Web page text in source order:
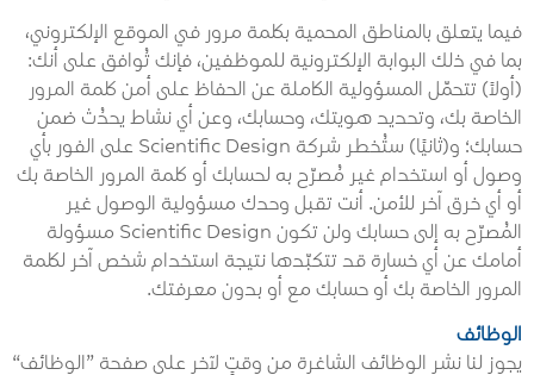
فيما يتعلق بالمناطق المحمية بكلمة مرور في الموقع الإلكتروني،
بما في ذلك البوابة الإلكترونية للموظفين، فإنك تُوافق على أنك:
(أولاً) تتحمّل المسؤولية الكاملة عن الحفاظ على أمن كلمة المرور
الخاصة بك، وتحديد هويتك، وحسابك، وعن أي نشاط يحدُث ضمن
حسابك؛ و(ثانيًا) ستُخطر شركة Scientific Design على الفور بأي
وصول أو استخدام غير مُصرّح به لحسابك أو كلمة المرور الخاصة بك
أو أي خرق آخر للأمن. أنت تقبل وحدك مسؤولية الوصول غير
المُصرّح به إلى حسابك ولن تكون Scientific Design مسؤولة
أمامك عن أي خسارة قد تتكبّدها نتيجة استخدام شخص آخر لكلمة
المرور الخاصة بك أو حسابك مع أو بدون معرفتك.
الوظائف
يجوز لنا نشر الوظائف الشاغرة من وقتٍ لآخر على صفحة ”الوظائف“